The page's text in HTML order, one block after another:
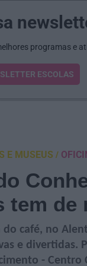
que procura?
E MUSEUS
tem de
do café, no
e divertidas.
- Centro
programas e
ESCOLAS